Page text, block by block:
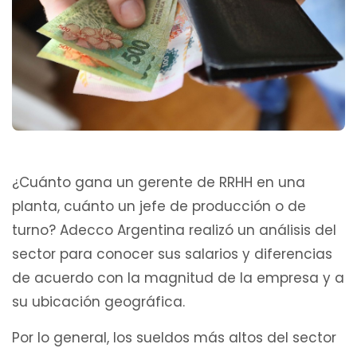
¿Cuánto gana un gerente de RRHH en una
planta, cuánto un jefe de producción o de
turno? Adecco Argentina realizó un análisis del
sector para conocer sus salarios y diferencias
de acuerdo con la magnitud de la empresa y a
su ubicación geográfica.
Por lo general, los sueldos más altos del sector